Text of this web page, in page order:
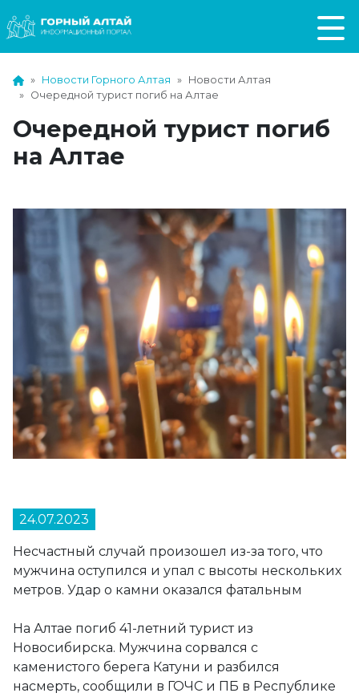
Новости Горного Алтая
Новости Алтая
Очередной турист погиб на Алтае
Очередной турист погиб
на Алтае
24.07.2023
Несчастный случай произошел из-за того, что
мужчина оступился и упал с высоты нескольких
метров. Удар о камни оказался фатальным
На Алтае погиб 41-летний турист из
Новосибирска. Мужчина сорвался с
каменистого берега Катуни и разбился
насмерть, сообщили в ГОЧС и ПБ в Республике